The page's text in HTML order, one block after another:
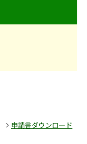
申請書ダウンロード